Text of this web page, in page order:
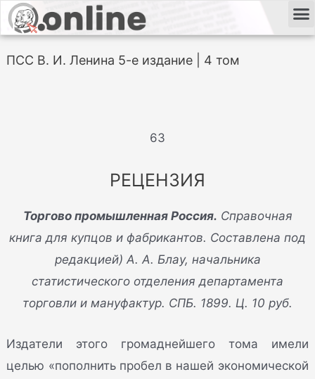
ПСС В. И. Ленина 5-е издание | 4 том
63
РЕЦЕНЗИЯ
Торгово промышленная Россия. Справочная
книга для купцов и фабрикантов. Составлена под
редакцией) А. А. Блау, начальника
статистического отделения департамента
торговли и мануфактур. СПБ. 1899. Ц. 10 руб.
Издатели этого громаднейшего тома имели
целью «пополнить пробел в нашей экономической